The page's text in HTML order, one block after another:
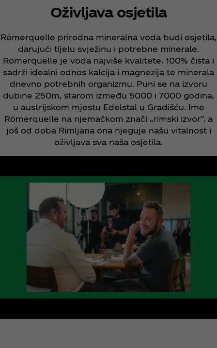
Oživljava osjetila
Römerquelle prirodna mineralna voda budi osjetila,
darujući tijelu svježinu i potrebne minerale.
Romerquelle je voda najviše kvalitete, 100% čista i
sadrži idealni odnos kalcija i magnezija te minerala
dnevno potrebnih organizmu. Puni se na izvoru
dubine 250m, starom između 5000 i 7000 godina,
u austrijskom mjestu Edelstal u Gradišću. Ime
Römerquelle na njemačkom znači „rimski izvor”, a
još od doba Rimljana ona njeguje našu vitalnost i
oživljava sva naša osjetila.